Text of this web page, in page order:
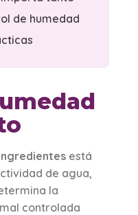
de humedad
está
de agua,
la
controlada